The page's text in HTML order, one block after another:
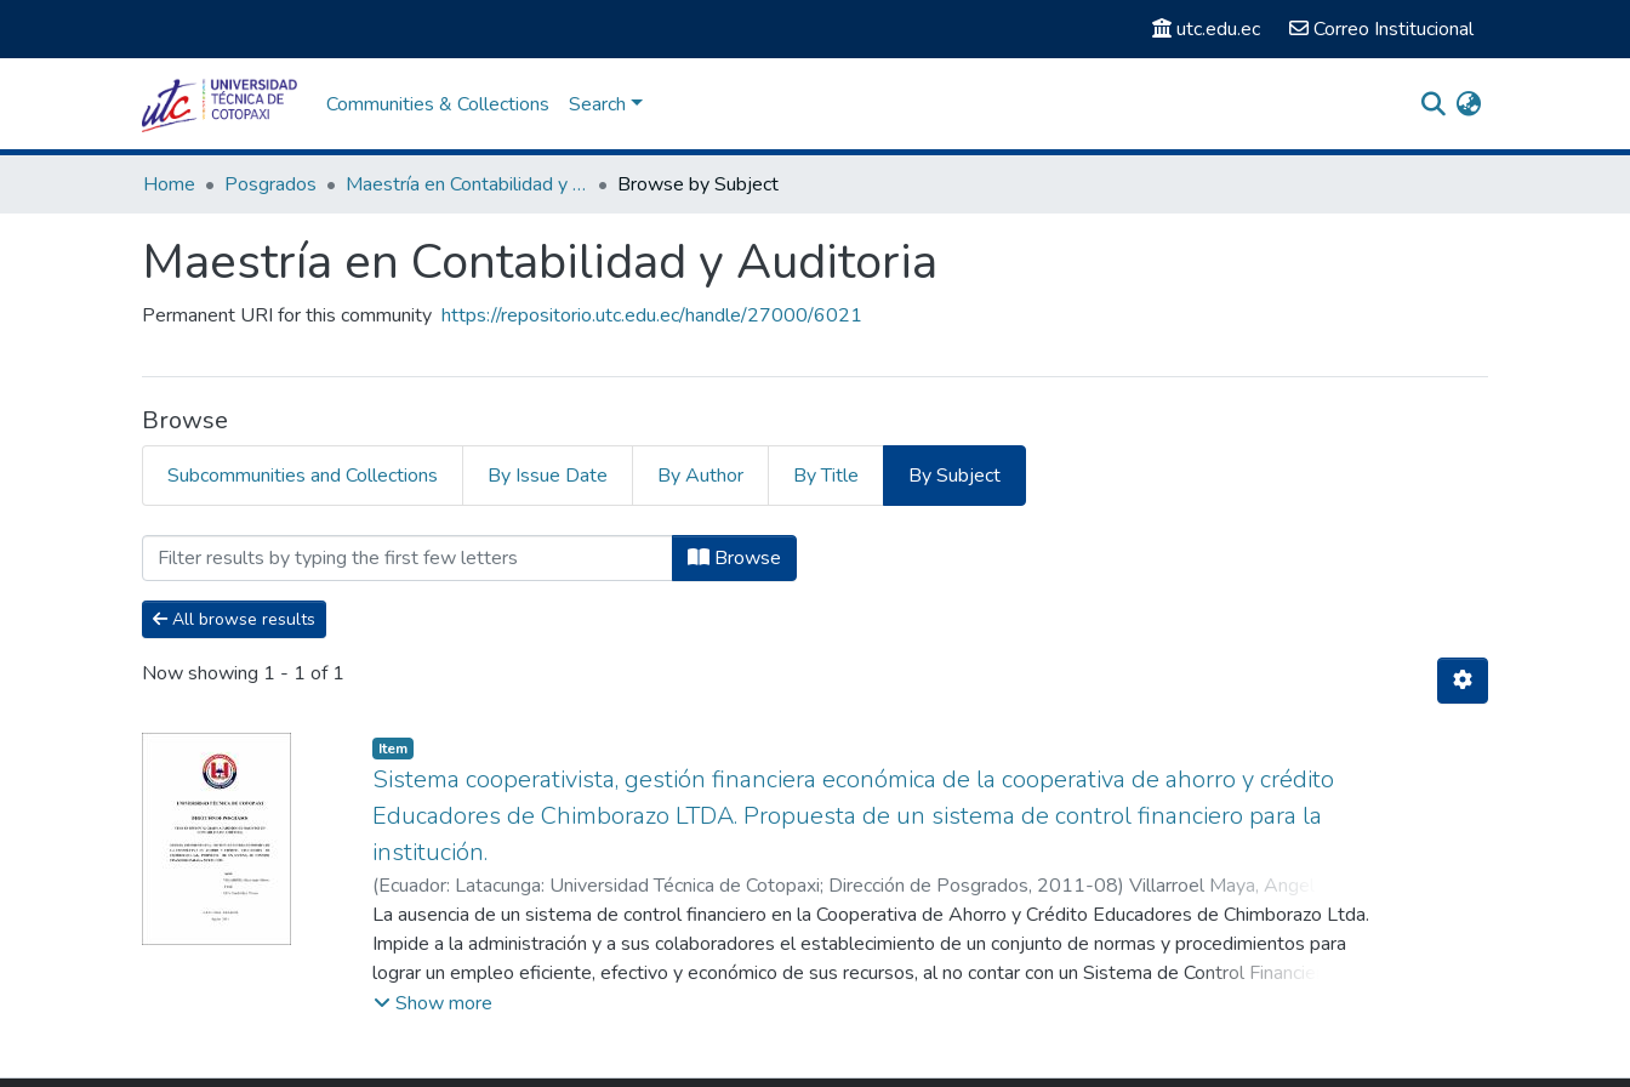
utc.edu.ec Correo Institucional
Communities & Collections Search
Home Posgrados Maestría en Contabilidad y Auditoria Browse by Subject
Maestría en Contabilidad y Auditoria
Permanent URI for this community https://repositorio.utc.edu.ec/handle/27000/6021
Browse
Subcommunities and Collections By Issue Date By Author By Title By Subject
Browsing Maestría en Contabilidad y Auditoria by Subject "Control financiero"
Browse
All browse results
Now showing 1 - 1 of 1
Item
Sistema cooperativista, gestión financiera económica de la cooperativa de ahorro y crédito
Educadores de Chimborazo LTDA. Propuesta de un sistema de control financiero para la
institución.
(Ecuador: Latacunga: Universidad Técnica de Cotopaxi; Dirección de Posgrados, 2011-08) Villarroel Maya, Angel
Alberto;
La ausencia de un sistema de control financiero en la Cooperativa de Ahorro y Crédito Educadores de Chimborazo Ltda.
Impide a la administración y a sus colaboradores el establecimiento de un conjunto de normas y procedimientos para
lograr un empleo eficiente, efectivo y económico de sus recursos, al no contar con un Sistema de Control Financiero, se
ocasiona que los procesos se realicen en su mayoría con una inadecuada Gestión Administrativa Financiera y sin
Show more